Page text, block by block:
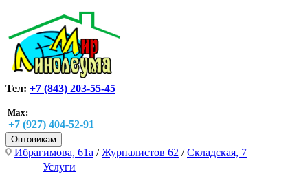
Тел: +7 (843) 203-55-45
Max:
+7 (927) 404-52-91
Оптовикам
Ибрагимова, 61а /Журналистов 62 /Складская, 7
Услуги